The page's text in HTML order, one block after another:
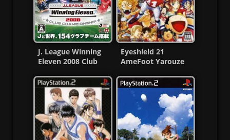
J. League Winning
Eleven 2008 Club
ISO
Eyeshield 21
AmeFoot Yarouze
(NTSC-J)